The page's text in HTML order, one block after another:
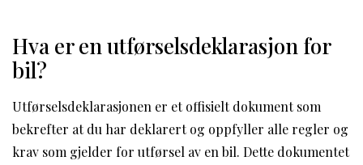
Hva er en utførselsdeklarasjon for
bil?
Utførselsdeklarasjonen er et offisielt dokument som
bekrefter at du har deklarert og oppfyller alle regler og
krav som gjelder for utførsel av en bil. Dette dokumentet